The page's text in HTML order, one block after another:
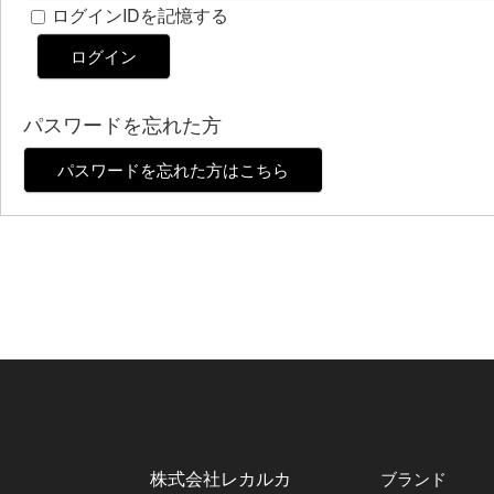
ログインIDを記憶する
ログイン
パスワードを忘れた方
パスワードを忘れた方はこちら
株式会社レカルカ ブランド